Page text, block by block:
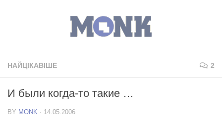
НАЙЦІКАВІШЕ 2
И были когда-то такие …
BY MONK · 14.05.2006